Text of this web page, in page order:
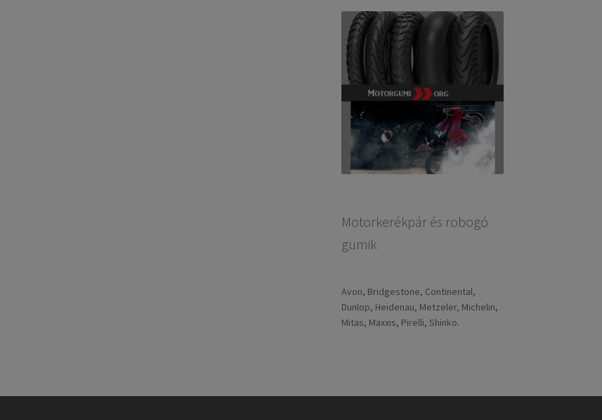
Motorkerékpár és robogó
gumik
Avon, Bridgestone, Continental,
Dunlop, Heidenau, Metzeler, Michelin,
Mitas, Maxxis, Pirelli, Shinko.